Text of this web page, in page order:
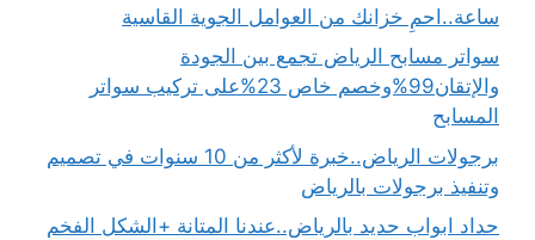
ساعة..احمِ خزانك من العوامل الجوية القاسية
سواتر مسابح الرياض تجمع بين الجودة
والإتقان99%وخصم خاص 23%على تركيب سواتر
المسابح
برجولات الرياض..خبرة لأكثر من 10 سنوات في تصميم
وتنفيذ برجولات بالرياض
حداد ابواب حديد بالرياض..عندنا المتانة +الشكل الفخم